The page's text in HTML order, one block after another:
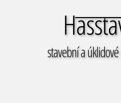
stavební a